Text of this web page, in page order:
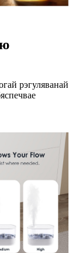
рэгуляванай